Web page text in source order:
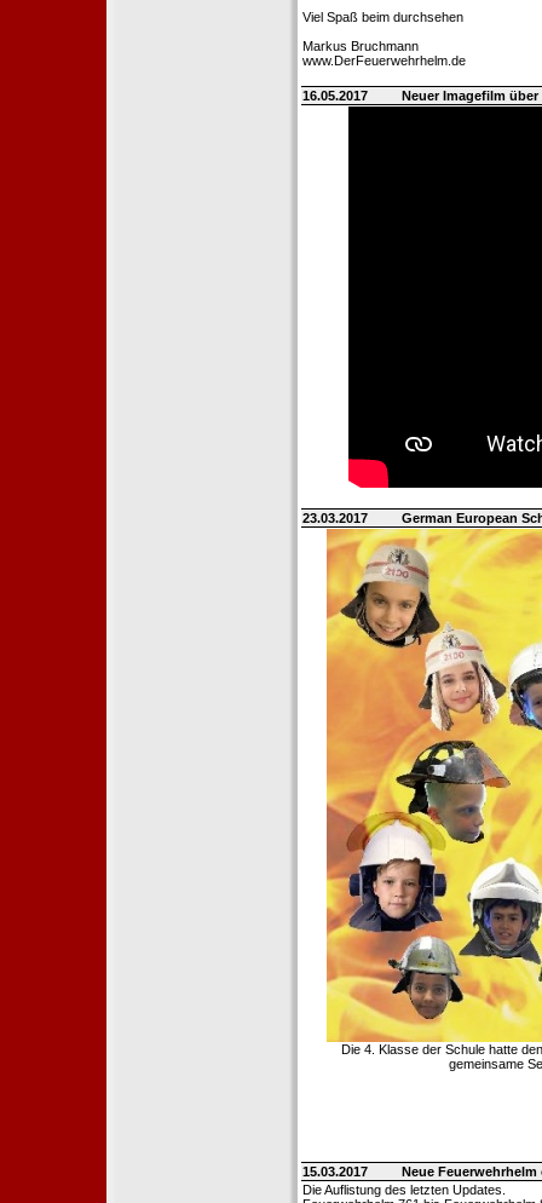
Viel Spaß beim durchsehen
Markus Bruchmann
www.DerFeuerwehrhelm.de
16.05.2017 Neuer Imagefilm
23.03.2017 German European
Die 4. Klasse der Schule hatte
gemeinsame
15.03.2017
Neue
Die Auflistung des letzten Updates.